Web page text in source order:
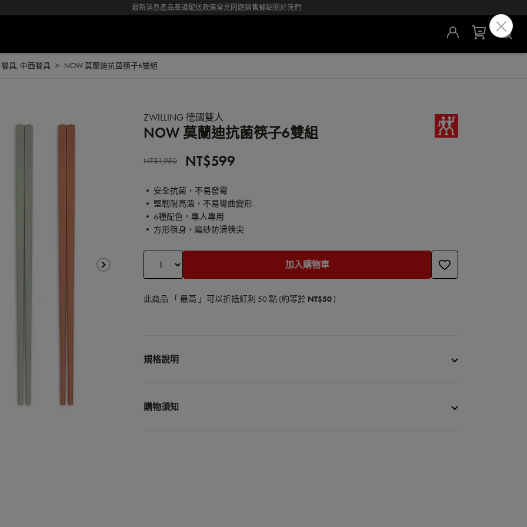
最新消息產品養護配送政策常見問題銷售據點關於我們
餐具, 中西餐具 NOW 莫蘭迪抗菌筷子6雙組
ZWILLING 德國雙人
NOW 莫蘭迪抗菌筷子6雙組
NT$1,950 NT$599
• 安全抗菌，不易發霉
• 堅韌耐高溫，不易彎曲變形
• 6種配色，專人專用
• 方形筷身，磨砂防滑筷尖
加入購物車
此商品 「 最高 」可以折抵紅利 50點 (約等於 NT$50 )
規格說明
商品材質：聚苯乙烯(間規)+玻璃纖維
購物須知